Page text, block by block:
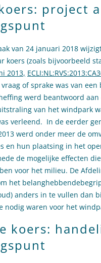
project
van 24 januari 2018
koers (zoals bijvoorbeeld
2013,
of sprake was van
werd beantwoord
van het windpark
verleend. In de eerder
werd onder meer de
en hun plaatsing in het
de mogelijke effecten
voor het milieu. De
het
anders in te vullen dan
nodig waren voor het
koers: